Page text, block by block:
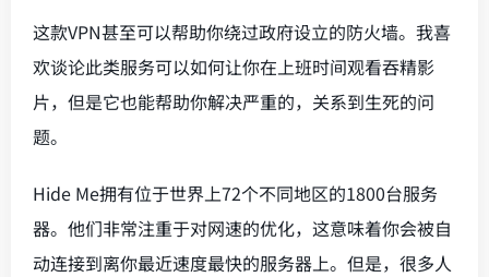
这款VPN甚至可以帮助你绕过政府设立的防火墙。我喜
欢谈论此类服务可以如何让你在上班时间观看吞精影
片，但是它也能帮助你解决严重的，关系到生死的问
题。
Hide Me拥有位于世界上72个不同地区的1800台服务
器。他们非常注重于对网速的优化，这意味着你会被自
动连接到离你最近速度最快的服务器上。但是，很多人